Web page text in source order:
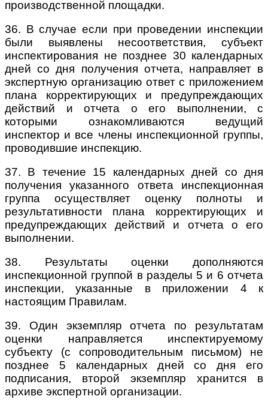
производственной площадки.
36. В случае если при проведении инспекции
были выявлены несоответствия, субъект
инспектирования не позднее 30 календарных
дней со дня получения отчета, направляет в
экспертную организацию ответ с приложением
плана корректирующих и предупреждающих
действий и отчета о его выполнении, с
которыми ознакомливаются ведущий
инспектор и все члены инспекционной группы,
проводившие инспекцию.
37. В течение 15 календарных дней со дня
получения указанного ответа инспекционная
группа осуществляет оценку полноты и
результативности плана корректирующих и
предупреждающих действий и отчета о его
выполнении.
38. Результаты оценки дополняются
инспекционной группой в разделы 5 и 6 отчета
инспекции, указанные в приложении 4 к
настоящим Правилам.
39. Один экземпляр отчета по результатам
оценки направляется инспектируемому
субъекту (с сопроводительным письмом) не
позднее 5 календарных дней со дня его
подписания, второй экземпляр хранится в
архиве экспертной организации.